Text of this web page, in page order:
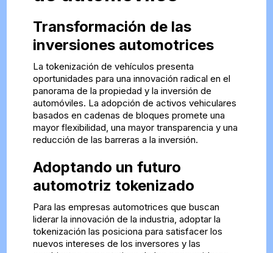
Transformación de las
inversiones automotrices
La tokenización de vehículos presenta
oportunidades para una innovación radical en el
panorama de la propiedad y la inversión de
automóviles. La adopción de activos vehiculares
basados en cadenas de bloques promete una
mayor flexibilidad, una mayor transparencia y una
reducción de las barreras a la inversión.
Adoptando un futuro
automotriz tokenizado
Para las empresas automotrices que buscan
liderar la innovación de la industria, adoptar la
tokenización las posiciona para satisfacer los
nuevos intereses de los inversores y las